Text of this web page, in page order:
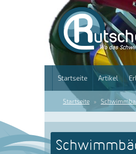
Startseite Artikel
Startseite